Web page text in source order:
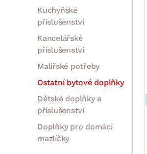
Kuchyňské
příslušenství
Kancelářské
příslušenství
Malířské potřeby
Ostatní bytové doplňky
Dětské doplňky a
příslušenství
Doplňky pro domácí
mazlíčky